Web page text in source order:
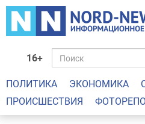
16+
ПОЛИТИКА ЭКОНОМИКА
ПРОИСШЕСТВИЯ